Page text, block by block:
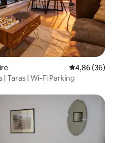
Średnia
4,86 (36)
Taras | Wi-Fi Parking